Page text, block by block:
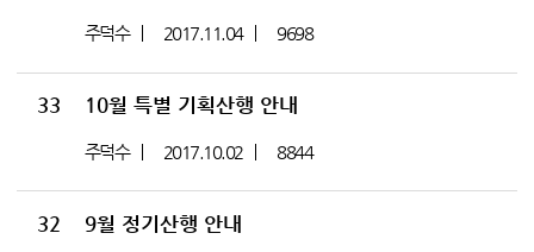
주덕수 2017.11.04 9698
33 10월 특별 기획산행 안내
주덕수 2017.10.02 8844
32 9월 정기산행 안내